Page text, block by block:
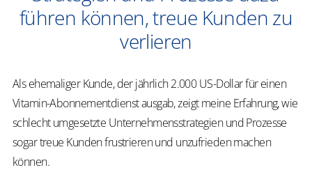
führen können, treue Kunden zu
verlieren
Als ehemaliger Kunde, der jährlich 2.000 US-Dollar für einen
Vitamin-Abonnementdienst ausgab, zeigt meine Erfahrung, wie
schlecht umgesetzte Unternehmensstrategien und Prozesse
sogar treue Kunden frustrieren und unzufrieden machen
können.